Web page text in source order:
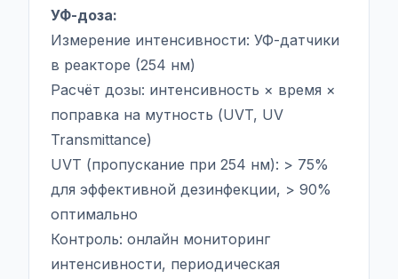
УФ-доза:
Измерение интенсивности: УФ-датчики
в реакторе (254 нм)
Расчёт дозы: интенсивность × время ×
поправка на мутность (UVT, UV
Transmittance)
UVT (пропускание при 254 нм): > 75%
для эффективной дезинфекции, > 90%
оптимально
Контроль: онлайн мониторинг
интенсивности, периодическая